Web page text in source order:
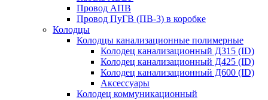
Провод АПВ
Провод ПуГВ (ПВ-3) в коробке
Колодцы
Колодцы канализационные полимерные
Колодец канализационный Д315 (ID)
Колодец канализационный Д425 (ID)
Колодец канализационный Д600 (ID)
Аксессуары
Колодец коммуникационный